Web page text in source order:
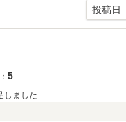
5
しました